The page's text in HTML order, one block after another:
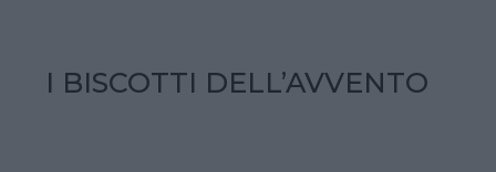
I BISCOTTI DELL’AVVENTO